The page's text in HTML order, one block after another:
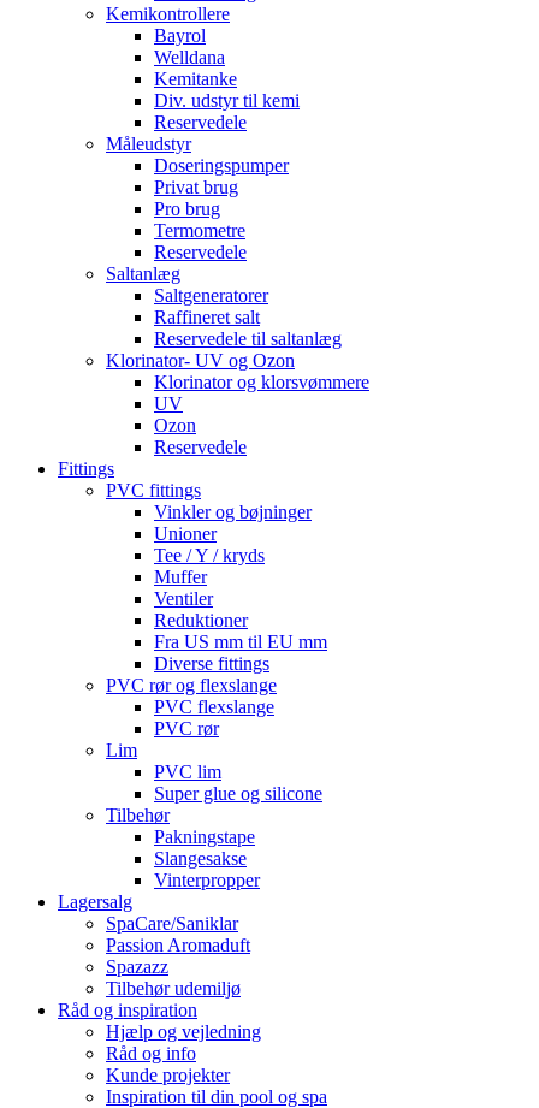
Kemikontrollere
Bayrol
Welldana
Kemitanke
Div. udstyr til kemi
Reservedele
Måleudstyr
Doseringspumper
Privat brug
Pro brug
Termometre
Reservedele
Saltanlæg
Saltgeneratorer
Raffineret salt
Reservedele til saltanlæg
Klorinator- UV og Ozon
Klorinator og klorsvømmere
UV
Ozon
Reservedele
Fittings
PVC fittings
Vinkler og bøjninger
Unioner
Tee / Y / kryds
Muffer
Ventiler
Reduktioner
Fra US mm til EU mm
Diverse fittings
PVC rør og flexslange
PVC flexslange
PVC rør
Lim
PVC lim
Super glue og silicone
Tilbehør
Pakningstape
Slangesakse
Vinterpropper
Lagersalg
SpaCare/Saniklar
Passion Aromaduft
Spazazz
Tilbehør udemiljø
Råd og inspiration
Hjælp og vejledning
Råd og info
Kunde projekter
Inspiration til din pool og spa